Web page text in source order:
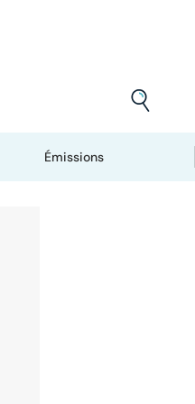
Émissions